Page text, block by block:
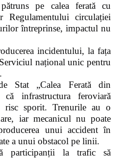
pe calea ferată cu
Regulamentului circulației
întreprinse, impactul nu
incidentului, la fața
național unic pentru
Stat „Calea Ferată din
că infrastructura feroviară
risc sporit. Trenurile au o
iar mecanicul nu poate
unui accident în
a unui obstacol pe linii.
participanții la trafic să